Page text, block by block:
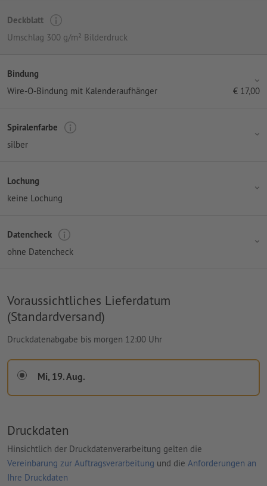
Deckblatt
Umschlag 300 g/m² Bilderdruck
Bindung
Wire-O-Bindung mit Kalenderaufhänger
€ 17,00
Spiralenfarbe
silber
Lochung
keine Lochung
Datencheck
ohne Datencheck
Voraussichtliches Lieferdatum
(Standardversand)
Druckdatenabgabe bis morgen 12:00 Uhr
Mi, 19. Aug.
Druckdaten
Hinsichtlich der Druckdatenverarbeitung gelten die
Vereinbarung zur Auftragsverarbeitung und die Anforderungen an
Ihre Druckdaten